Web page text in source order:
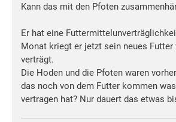
Kann das mit den Pfoten
Er hat eine
Monat kriegt er jetzt sein neues Futter
verträgt.
Die Hoden und die Pfoten waren
das noch von dem Futter kommen
vertragen hat? Nur dauert das etwas